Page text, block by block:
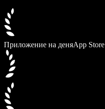
Приложение на деняApp Store